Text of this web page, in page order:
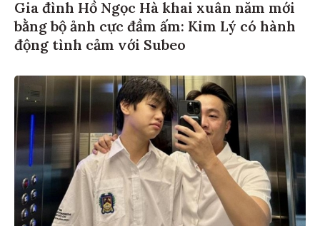
Gia đình Hồ Ngọc Hà khai xuân năm mới
bằng bộ ảnh cực đầm ấm: Kim Lý có hành
động tình cảm với Subeo